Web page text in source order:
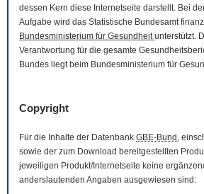
dessen Kern diese Internetseite darstellt. Bei
Aufgabe wird das Statistische Bundesamt
Bundesministerium für Gesundheitunterstützt.
Verantwortung für die gesamte
Bundes liegt beim Bundesministerium für
Copyright
Für die Inhalte der Datenbank GBE-Bund ,
sowie der zum Download bereitgestellten
jeweiligen Produkt/Internetseite keine
anderslautenden Angaben ausgewiesen sind: